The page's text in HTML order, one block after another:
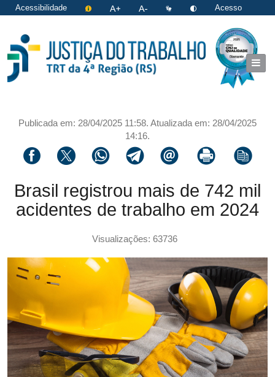
Acessibilidade
Acesso
Publicada em: 28/04/2025 11:58. Atualizada em: 28/04/2025
14:16.
Compartilhar via facebook
Compartilhar via twitter
Compartilhar via whatsapp
Compartilhar via telegram
Compartilhar via email
Imprimir a página
Copiar
Brasil registrou mais de 742 mil
acidentes de trabalho em 2024
Visualizações: 63736